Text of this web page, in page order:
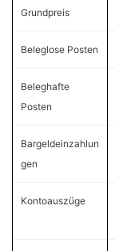
Grundpreis
Beleglose Posten
Beleghafte
Posten
Bargeldeinzahlun
gen
Kontoauszüge